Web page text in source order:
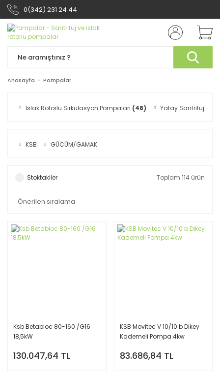
0(342) 231 24 44
Anasayfa Pompalar
Islak Rotorlu Sirkülasyon Pompaları (48) Yatay Santrifüj
KSB GÜCÜM/GAMAK
Stoktakiler Toplam 114 ürün
Ksb Betabloc 80-160 /G16
18,5kW
130.047,64 TL
KSB Movitec V 10/10 b Dikey
Kademeli Pompa 4kw
83.686,84 TL